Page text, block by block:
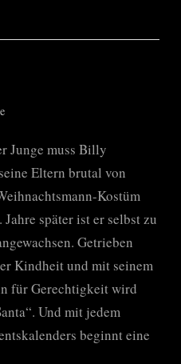
zu
Night,
Deadly
Night
Junge muss Billy
Eltern brutal von
Kostüm
später ist er selbst zu
Getrieben
Kindheit und mit seinem
für Gerechtigkeit wird
Und mit jedem
beginnt eine